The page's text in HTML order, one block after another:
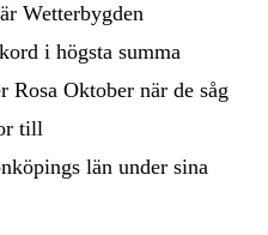
Wetterbygden
i högsta summa
Rosa Oktober när de såg
till
län under sina